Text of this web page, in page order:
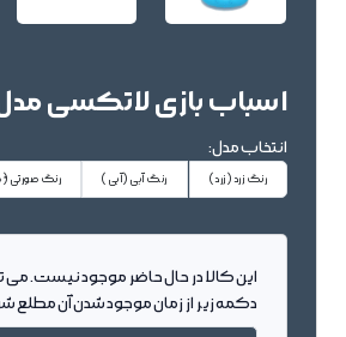
اسباب بازی لاتکسی
انتخاب مدل:
رنگ زرد(زرد) رنگ آبی (آبی) رنگ صورتی
این کالا در حال حاضر موجود نیست. می
دکمه زیر از زمان موجود شدن آن مطلع